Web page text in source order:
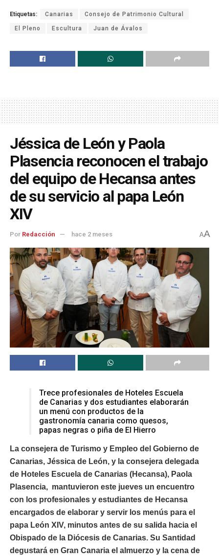
Etiquetas: Canarias Consejo de Patrimonio Cultural
El Pleno Escultura Juan de Ávalos
Jéssica de León y Paola
Plasencia reconocen el trabajo
del equipo de Hecansa antes
de su servicio al papa León
XIV
Por Redacción hace 2 meses AA
Trece profesionales de Hoteles Escuela
de Canarias y dos estudiantes elaborarán
un menú con productos de la
gastronomía canaria como quesos,
papas negras o piña de El Hierro
La consejera de Turismo y Empleo del Gobierno de
Canarias, Jéssica de León, y la consejera delegada
de Hoteles Escuela de Canarias (Hecansa), Paola
Plasencia, mantuvieron este jueves un encuentro
con los profesionales y estudiantes de Hecansa
encargados de elaborar y servir los menús para el
papa León XIV, minutos antes de su salida hacia el
Obispado de la Diócesis de Canarias. Su Santidad
degustará en Gran Canaria el almuerzo y la cena de